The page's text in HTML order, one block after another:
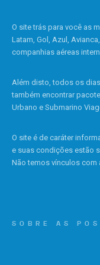
O site trás para você as
Latam, Gol, Azul,
companhias aéreas
Além disto, todos os
também encontrar
Urbano e Submarino
O site é de caráter
e suas condições estão
Não temos vínculos com
SOBRE AS